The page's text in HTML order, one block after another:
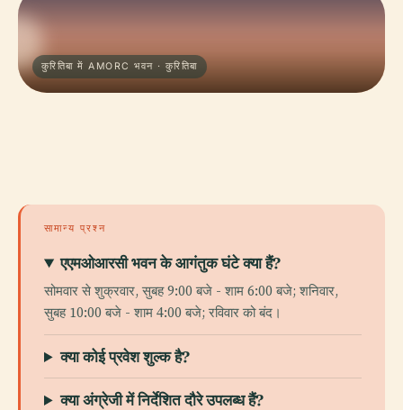
कुरितिबा में AMORC भवन · कुरितिबा
सामान्य प्रश्न
एएमओआरसी भवन के आगंतुक घंटे क्या हैं?
सोमवार से शुक्रवार, सुबह 9:00 बजे - शाम 6:00 बजे; शनिवार,
सुबह 10:00 बजे - शाम 4:00 बजे; रविवार को बंद।
क्या कोई प्रवेश शुल्क है?
क्या अंग्रेजी में निर्देशित दौरे उपलब्ध हैं?